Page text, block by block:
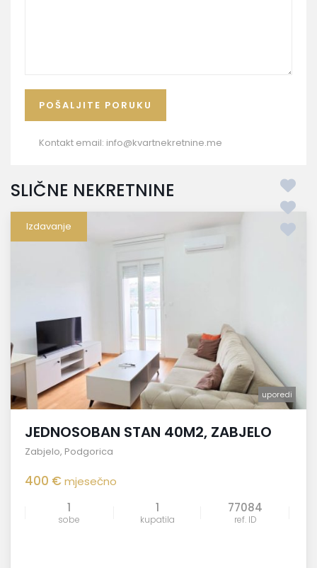
Kontakt email: info@kvartnekretnine.me
SLIČNE NEKRETNINE
Izdavanje
uporedi
JEDNOSOBAN STAN 40M2, ZABJELO
Zabjelo, Podgorica
400 €mjesečno
1
sobe
1
kupatila
77084
ref. ID